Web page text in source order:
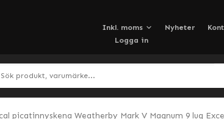
Nyheter
Logga in
picatinnyskena Weatherby Mark V Magnum 9 lug